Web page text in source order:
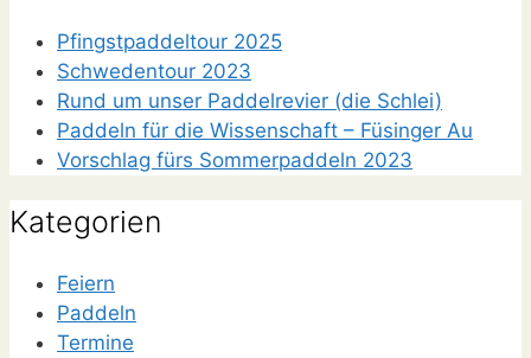
Pfingstpaddeltour 2025
Schwedentour 2023
Rund um unser Paddelrevier (die Schlei)
Paddeln für die Wissenschaft – Füsinger Au
Vorschlag fürs Sommerpaddeln 2023
Kategorien
Feiern
Paddeln
Termine